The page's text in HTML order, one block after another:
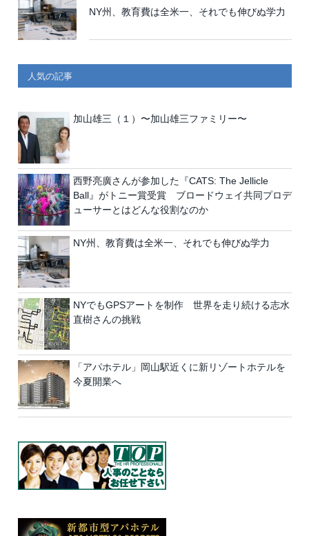
NY州、教育費は全米一、それでも伸びぬ学力
人気の記事
加山雄三（１）〜加山雄三ファミリー〜
西野亮廣さんが参加した『CATS: The Jellicle
Ball』がトニー賞受賞 ブロードウェイ共同プロデ
ューサーとはどんな役割なのか
NY州、教育費は全米一、それでも伸びぬ学力
NYでもGPSアートを制作 世界を走り続ける志水
直樹さんの挑戦
「アパホテル」岡山駅近くに新リゾートホテルを
今夏開業へ